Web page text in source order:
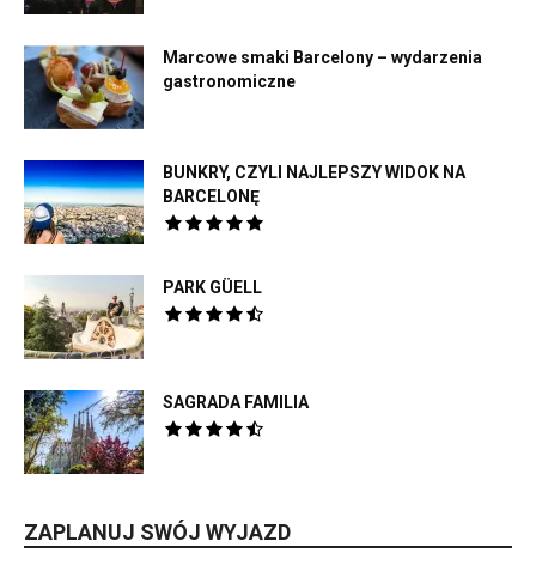
Marcowe smaki Barcelony – wydarzenia
gastronomiczne
BUNKRY, CZYLI NAJLEPSZY WIDOK NA
BARCELONĘ
PARK GÜELL
SAGRADA FAMILIA
ZAPLANUJ SWÓJ WYJAZD